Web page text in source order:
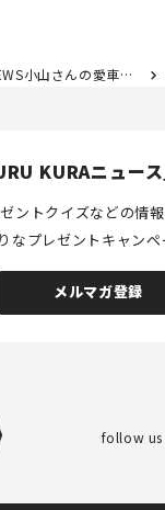
愛車はこれだ！ フィアット・デュカトのキャンピングカーがカッコ良すぎる【東京アウトドアショー2024】
KURAニュース
ントクイズなどの情
なプレゼントキャンペ
メルマガ登録
follow us